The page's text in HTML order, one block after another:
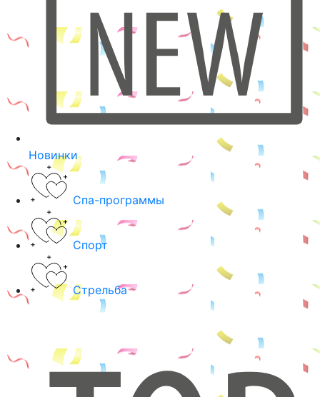
Новинки
Спа-программы
Спорт
Стрельба